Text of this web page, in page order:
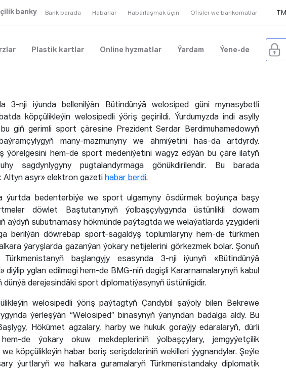
banky Bank barada Habarlar Habarlaşmak üçin Ofisler we bankomatlar TM
Plastik kartlar Online hyzmatlar Ýardam Ýene-de
3-nji iýunda bellenilýän Bütindünýä welosiped güni mynasybetli
köpçülikleýin welosipedli ýöriş geçirildi. Ýurdumyzda indi asylly
giň gerimli sport çäresine Prezident Serdar Berdimuhamedowyň
many-mazmunyny we ähmiýetini has-da artdyrdy.
ýörelgesini hem-de sport medeniýetini wagyz edýän bu çäre ilatyň
sagdynlygyny pugtalandyrmaga gönükdirilendir. Bu barada
Altyn asyr» elektron gazeti habar berdi.
ýurtda bedenterbiýe we sport ulgamyny ösdürmek boýunça başy
döwlet Baştutanynyň ýolbaşçylygynda üstünlikli dowam
aýdyň subutnamasy hökmünde paýtagtda we welaýatlarda yzygiderli
berilýän döwrebap sport-sagaldyş toplumlaryny hem-de türkmen
ýaryşlarda gazanýan ýokary netijelerini görkezmek bolar. Şonuň
Türkmenistanyň başlangyjy esasynda 3-nji iýunyň «Bütindünýä
diýlip yglan edilmegi hem-de BMG-niň degişli Kararnamalarynyň kabul
dünýä derejesindäki sport diplomatiýasynyň üstünligidir.
welosipedli ýöriş paýtagtyň Çandybil şaýoly bilen Bekrewe
ýerleşýän “Welosiped” binasynyň ýanyndan badalga aldy. Bu
Hökümet agzalary, harby we hukuk goraýjy edaralaryň, dürli
de ýokary okuw mekdepleriniň ýolbaşçylary, jemgyýetçilik
we köpçülikleýin habar beriş serişdeleriniň wekilleri ýygnandylar. Şeýle
ýurtlaryň we halkara guramalaryň Türkmenistandaky diplomatik